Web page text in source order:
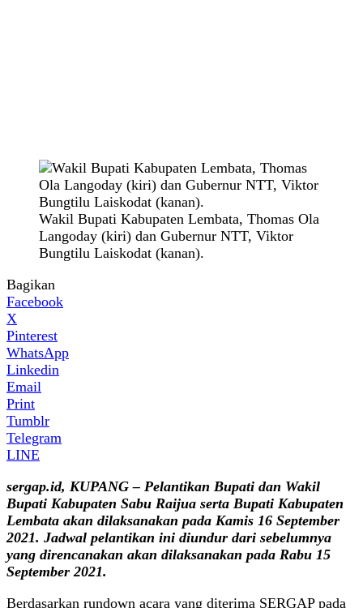
Wakil Bupati Kabupaten Lembata, Thomas Ola
Langoday (kiri) dan Gubernur NTT, Viktor
Bungtilu Laiskodat (kanan).
Bagikan
Facebook
X
Pinterest
WhatsApp
Linkedin
Email
Print
Tumblr
Telegram
LINE
sergap.id, KUPANG – Pelantikan Bupati dan Wakil
Bupati Kabupaten Sabu Raijua serta Bupati Kabupaten
Lembata akan dilaksanakan pada Kamis 16 September
2021. Jadwal pelantikan ini diundur dari sebelumnya
yang direncanakan akan dilaksanakan pada Rabu 15
September 2021.
Berdasarkan rundown acara yang diterima SERGAP pada